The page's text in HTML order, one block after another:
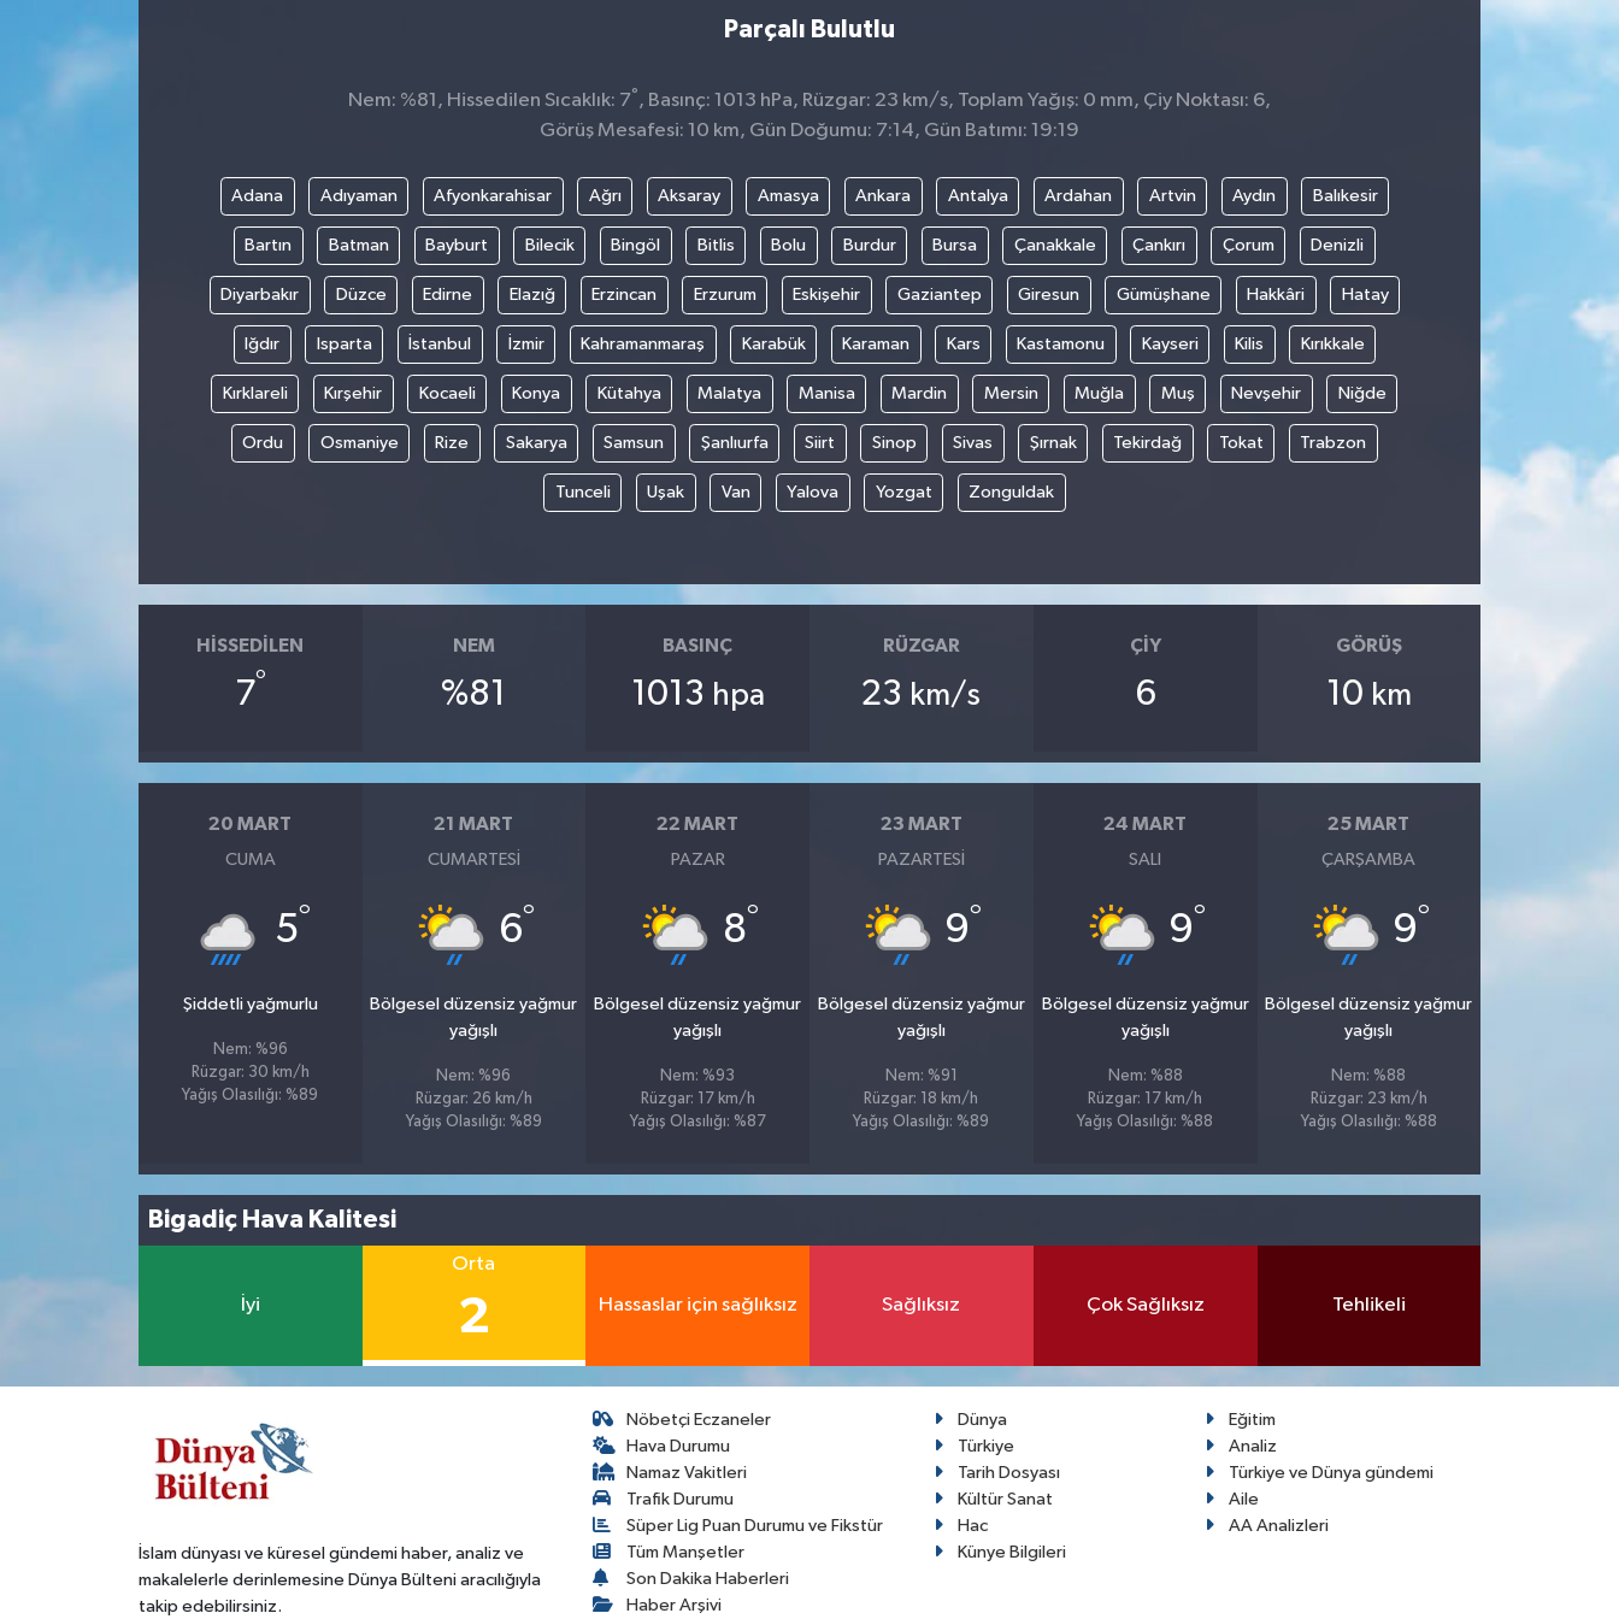
Parçalı Bulutlu
Nem: %81, Hissedilen Sıcaklık: 7° , Basınç: 1013 hPa, Rüzgar: 23 km/s, Toplam Yağış: 0 mm, Çiy Noktası: 6,
Görüş Mesafesi: 10 km, Gün Doğumu: 7:14, Gün Batımı: 19:19
Adana Adıyaman Afyonkarahisar Ağrı Aksaray Amasya Ankara Antalya Ardahan Artvin Aydın Balıkesir
Bartın Batman Bayburt Bilecik Bingöl Bitlis Bolu Burdur Bursa Çanakkale Çankırı Çorum Denizli
Diyarbakır Düzce Edirne Elazığ Erzincan Erzurum Eskişehir Gaziantep Giresun Gümüşhane Hakkâri Hatay
Iğdır Isparta İstanbul İzmir Kahramanmaraş Karabük Karaman Kars Kastamonu Kayseri Kilis Kırıkkale
Kırklareli Kırşehir Kocaeli Konya Kütahya Malatya Manisa Mardin Mersin Muğla Muş Nevşehir Niğde
Ordu Osmaniye Rize Sakarya Samsun Şanlıurfa Siirt Sinop Sivas Şırnak Tekirdağ Tokat Trabzon
Tunceli Uşak Van Yalova Yozgat Zonguldak
HISSEDILEN
7°
NEM
%81
BASINÇ
1013 hpa
RÜZGAR
23 km/s
ÇIY
6
GÖRÜŞ
10 km
20 MART
CUMA
5°
Şiddetli yağmurlu
Nem: %96
Rüzgar: 30 km/h
Yağış Olasılığı: %89
21 MART
CUMARTESI
6°
Bölgesel düzensiz yağmur
yağışlı
Nem: %96
Rüzgar: 26 km/h
Yağış Olasılığı: %89
22 MART
PAZAR
8°
Bölgesel düzensiz yağmur
yağışlı
Nem: %93
Rüzgar: 17 km/h
Yağış Olasılığı: %87
23 MART
PAZARTESI
9°
Bölgesel düzensiz yağmur
yağışlı
Nem: %91
Rüzgar: 18 km/h
Yağış Olasılığı: %89
24 MART
SALI
9°
Bölgesel düzensiz yağmur
yağışlı
Nem: %88
Rüzgar: 17 km/h
Yağış Olasılığı: %88
25 MART
ÇARŞAMBA
9°
Bölgesel düzensiz yağmur
yağışlı
Nem: %88
Rüzgar: 23 km/h
Yağış Olasılığı: %88
Bigadiç Hava Kalitesi
İyi
Orta
2 Hassaslar için sağlıksız Sağlıksız Çok Sağlıksız Tehlikeli
İslam dünyası ve küresel gündemi haber, analiz ve
makalelerle derinlemesine Dünya Bülteni aracılığıyla
takip edebilirsiniz.
Nöbetçi Eczaneler
Hava Durumu
Namaz Vakitleri
Trafik Durumu
Süper Lig Puan Durumu ve Fikstür
Tüm Manşetler
Son Dakika Haberleri
Haber Arşivi
Dünya
Eğitim
Türkiye
Analiz
Tarih Dosyası
Türkiye ve Dünya gündemi
Kültür Sanat
Aile
Hac
AA Analizleri
Künye Bilgileri